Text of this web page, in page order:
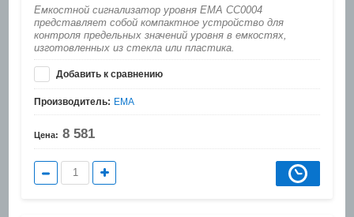
Емкостной сигнализатор уровня EMA CC0004
представляет собой компактное устройство для
контроля предельных значений уровня в емкостях,
изготовленных из стекла или пластика.
Добавить к сравнению
Производитель: EMA
Цена: 8 581